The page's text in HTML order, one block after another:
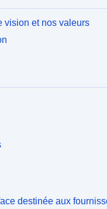
vision et nos valeurs
destinée aux